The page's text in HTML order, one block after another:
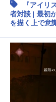
マンガ・ラノベ
2.5次元
最新記事一覧
『アイリ
者対談 | 最初
を描く上で意